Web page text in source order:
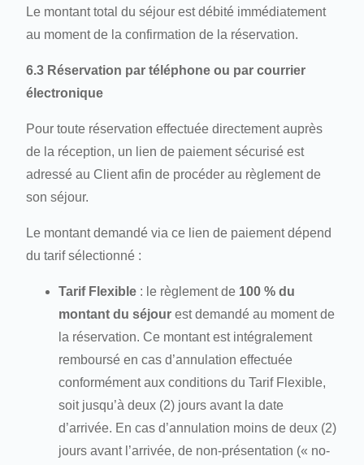
Le montant total du séjour est débité immédiatement
au moment de la confirmation de la réservation.
6.3 Réservation par téléphone ou par courrier
électronique
Pour toute réservation effectuée directement auprès
de la réception, un lien de paiement sécurisé est
adressé au Client afin de procéder au règlement de
son séjour.
Le montant demandé via ce lien de paiement dépend
du tarif sélectionné :
Tarif Flexible : le règlement de 100 % du
montant du séjour est demandé au moment de
la réservation. Ce montant est intégralement
remboursé en cas d’annulation effectuée
conformément aux conditions du Tarif Flexible,
soit jusqu’à deux (2) jours avant la date
d’arrivée. En cas d’annulation moins de deux (2)
jours avant l’arrivée, de non-présentation (« no-